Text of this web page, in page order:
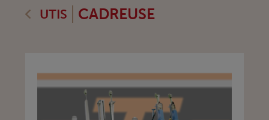
UTIS CADREUSE